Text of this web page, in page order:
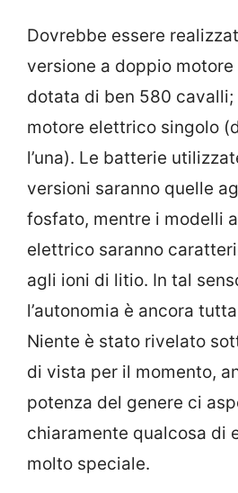
Dovrebbe essere
versione a doppio
dotata di ben 580 cavalli;
motore elettrico singolo
l’una). Le batterie
versioni saranno quelle
fosfato, mentre i modelli
elettrico saranno
agli ioni di litio. In tal
l’autonomia è ancora
Niente è stato rivelato
di vista per il momento,
potenza del genere ci
chiaramente qualcosa di
molto speciale.